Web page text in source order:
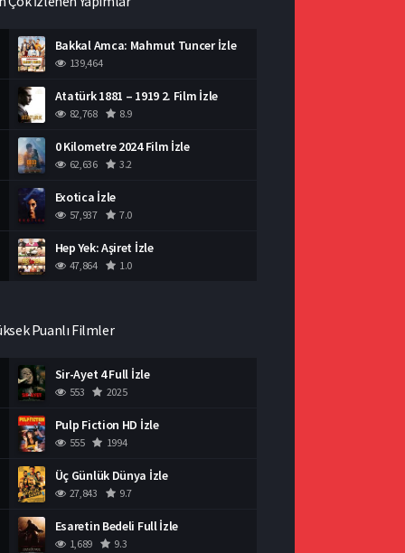
Bakkal Amca: Mahmut Tuncer İzle
139,464
Atatürk 1881 – 1919 2. Film İzle
82,768 8.9
0 Kilometre 2024 Film İzle
62,636 3.2
Exotica İzle
57,937 7.0
Hep Yek: Aşiret İzle
47,864 1.0
Puanlı Filmler
Sir-Ayet 4 Full İzle
553 2025
Pulp Fiction HD İzle
555 1994
Üç Günlük Dünya İzle
27,843 9.7
Esaretin Bedeli Full İzle
1,689 9.3